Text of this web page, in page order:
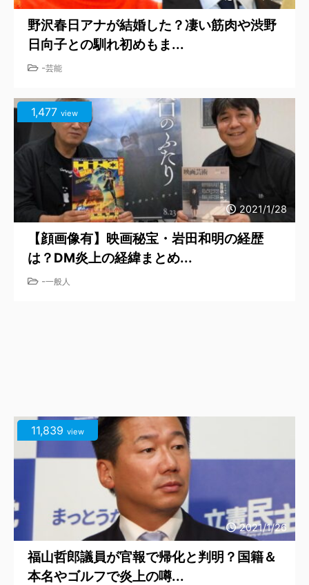
野沢春日アナが結婚した？凄い筋肉や渋野
日向子との馴れ初めもま...
-芸能
2021/1/28
1,477 view
【顔画像有】映画秘宝・岩田和明の経歴
は？DM炎上の経緯まとめ...
-一般人
2021/1/26
11,839 view
福山哲郎議員が官報で帰化と判明？国籍＆
本名やゴルフで炎上の噂...